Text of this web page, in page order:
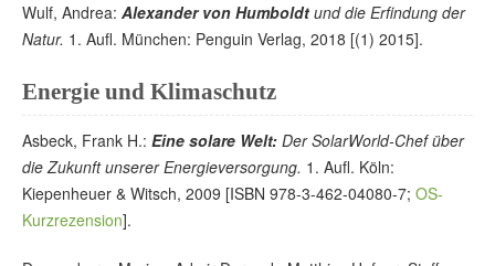
Wulf, Andrea: Alexander von Humboldt und die Erfindung der
Natur. 1. Aufl. München: Penguin Verlag, 2018 [(1) 2015].
Energie und Klimaschutz
Asbeck, Frank H.: Eine solare Welt: Der SolarWorld-Chef über
die Zukunft unserer Energieversorgung. 1. Aufl. Köln:
Kiepenheuer & Witsch, 2009 [ISBN 978-3-462-04080-7; OS-
Kurzrezension].